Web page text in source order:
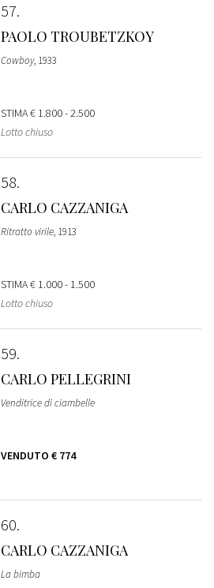
57
PAOLO TROUBETZKOY
Cowboy, 1933
STIMA€ 1.800 - 2.500
Lotto chiuso
58
CARLO CAZZANIGA
Ritratto virile, 1913
STIMA€ 1.000 - 1.500
Lotto chiuso
59
CARLO PELLEGRINI
Venditrice di ciambelle
VENDUTO € 774
60
CARLO CAZZANIGA
La bimba